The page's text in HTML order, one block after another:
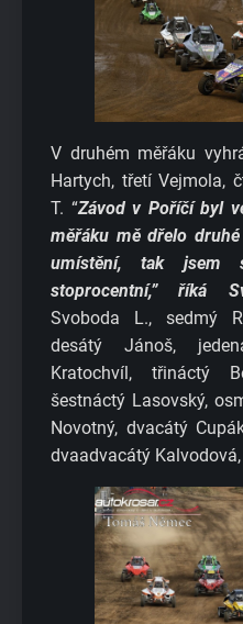
V druhém měřáku
Hartych, třetí Vejmola,
T. “Závod v Poříčí byl
měřáku mě dřelo
umístění, tak jsem
stoprocentní,” říká
Svoboda L., sedmý
desátý Jánoš,
Kratochvíl, třináctý
šestnáctý Lasovský,
Novotný, dvacátý
dvaadvacátý